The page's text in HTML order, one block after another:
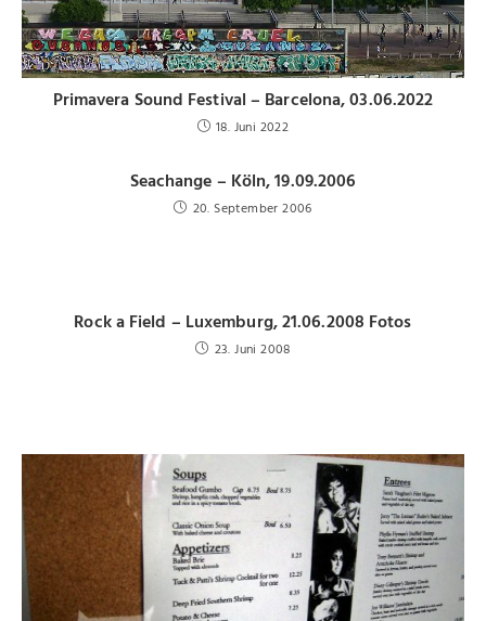
Primavera Sound Festival – Barcelona, 03.06.2022
18. Juni 2022
Seachange – Köln, 19.09.2006
20. September 2006
Rock a Field – Luxemburg, 21.06.2008 Fotos
23. Juni 2008